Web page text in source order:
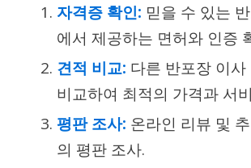
자격증 확인: 믿을 수 있는
에서 제공하는 면허와 인증
견적 비교: 다른 반포장 이
비교하여 최적의 가격과 서
평판 조사: 온라인 리뷰 및
의 평판 조사.